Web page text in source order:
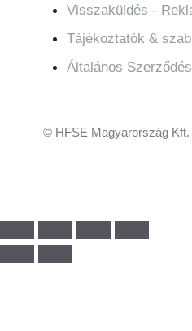
Visszaküldés -
Tájékoztatók &
Általános
© HFSE Magyarország